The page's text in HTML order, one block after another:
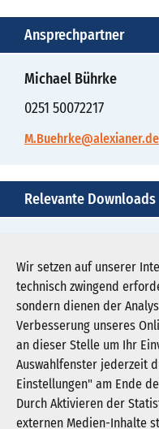
Wir setzen auf unserer
technisch zwingend
sondern dienen der
Verbesserung unseres
an dieser Stelle um Ihr
Auswahlfenster jederzeit
Einstellungen" am Ende
Durch Aktivieren der
externen Medien-Inhalte
Ansprechpartner
Michael Bührke
0251 50072217
M.Buehrke@alexianer.de
Relevante Downloads
bild
Download JPG (5.764 KB)
Newsletter abonnieren